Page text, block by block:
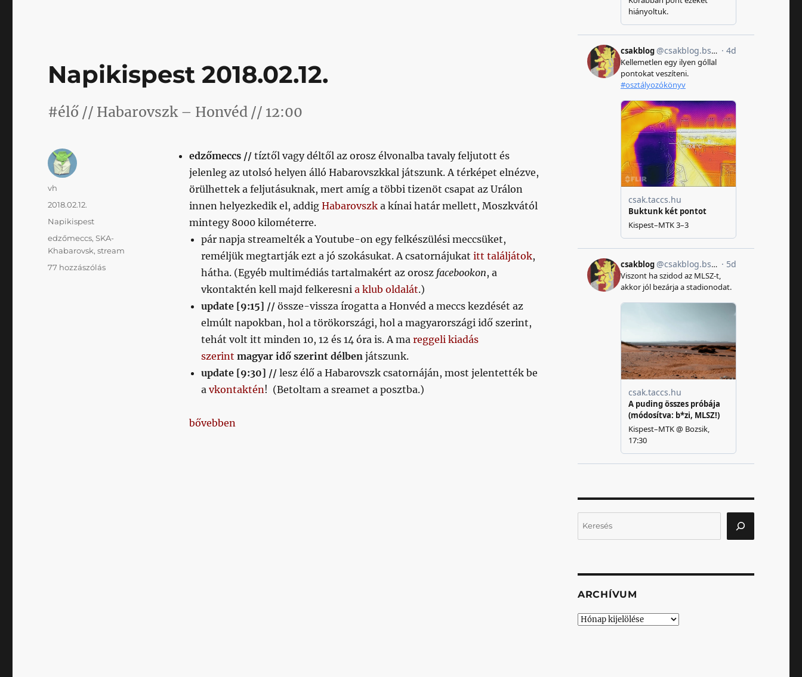
Napikispest 2018.02.12.
#élő // Habarovszk – Honvéd // 12:00
edzőmeccs // tíztől vagy déltől az orosz élvonalba tavaly feljutott és
jelenleg az utolsó helyen álló Habarovszkkal játszunk. A térképet elnézve,
örülhettek a feljutásuknak, mert amíg a többi tizenöt csapat az Urálon
innen helyezkedik el, addig Habarovszka kínai határ mellett, Moszkvától
mintegy 8000 kilométerre.
pár napja streamelték a Youtube-on egy felkészülési meccsüket,
reméljük megtartják ezt a jó szokásukat. A csatornájukat itt találjátok,
hátha. (Egyéb multimédiás tartalmakért az orosz facebookon, a
vkontaktén kell majd felkeresni a klub oldalát.)
update [9:15] // össze-vissza írogatta a Honvéd a meccs kezdését az
elmúlt napokban, hol a törökországi, hol a magyarországi idő szerint,
tehát volt itt minden 10, 12 és 14 óra is. A ma reggeli kiadás
szerint magyar idő szerint délbenjátszunk.
update [9:30] // lesz élő a Habarovszk csatornáján, most jelentették be
a vkontaktén! (Betoltam a sreamet a posztba.)
„Napikispest 2018.02.12.”
bővebben
Szerző
vh
Közzétéve
2018.02.12.
Kategória
Napikispest
Címke
edzőmeccs,SKA-
Khabarovsk,stream
77 hozzászólásNapikispest
ARCHÍVUM
Archívum